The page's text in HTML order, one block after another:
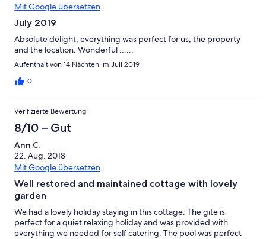
Mit Google übersetzen
July 2019
Absolute delight, everything was perfect for us, the property
and the location. Wonderful ......
Aufenthalt von 14 Nächten im Juli 2019
0
Verifizierte Bewertung
8/10 – Gut
Ann C.
22. Aug. 2018
Mit Google übersetzen
Well restored and maintained cottage with lovely
garden
We had a lovely holiday staying in this cottage. The gite is
perfect for a quiet relaxing holiday and was provided with
everything we needed for self catering. The pool was perfect